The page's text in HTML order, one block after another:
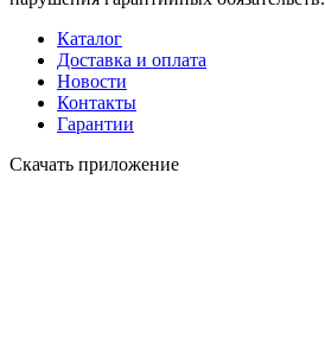
Каталог
Доставка и оплата
Новости
Контакты
Гарантии
Скачать приложение